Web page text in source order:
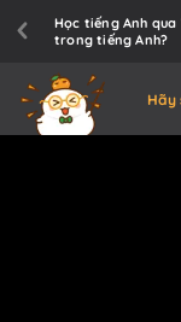
Học tiếng Anh
trong tiếng Anh?
Hãy